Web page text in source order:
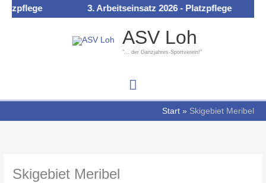
Zum
Inhalt
3. Arbeitseinsatz 2026 - Platzpflege
ASV Loh
"... der Ganzjahres-Sportverein!"
Hauptmenü
Start Skigebiet Meribel
Skigebiet Meribel